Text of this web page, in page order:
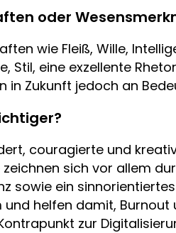
oder
wie Fleiß, Wille,
Stil, eine exzellente
in Zukunft jedoch an
couragierte und
zeichnen sich vor allem
sowie ein
und helfen damit,
zur